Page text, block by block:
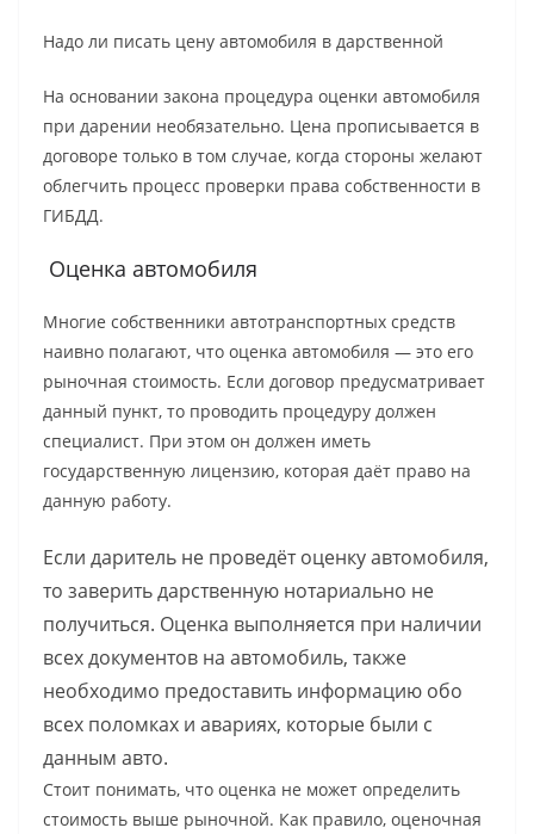
Надо ли писать цену автомобиля в дарственной
На основании закона процедура оценки автомобиля
при дарении необязательно. Цена прописывается в
договоре только в том случае, когда стороны желают
облегчить процесс проверки права собственности в
ГИБДД.
Оценка автомобиля
Многие собственники автотранспортных средств
наивно полагают, что оценка автомобиля — это его
рыночная стоимость. Если договор предусматривает
данный пункт, то проводить процедуру должен
специалист. При этом он должен иметь
государственную лицензию, которая даёт право на
данную работу.
Если даритель не проведёт оценку автомобиля,
то заверить дарственную нотариально не
получиться. Оценка выполняется при наличии
всех документов на автомобиль, также
необходимо предоставить информацию обо
всех поломках и авариях, которые были с
данным авто.
Стоит понимать, что оценка не может определить
стоимость выше рыночной. Как правило, оценочная